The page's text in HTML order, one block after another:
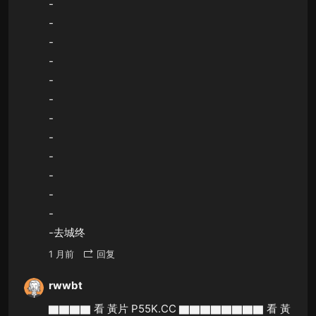
-
-
-
-
-
-
-
-
-
-
-
-
-去城终
1 月前 回复
rwwbt
▇▇▇▇ 看 黃片 P55K.CC ▇▇▇▇▇▇▇▇ 看 黃